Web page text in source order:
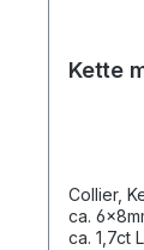
Kette
Collier,
ca.
ca. 1,7ct